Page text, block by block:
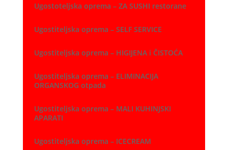
Ugostoteljska oprema – ZA SUSHI restorane
Ugostiteljska oprema – SELF SERVICE
Ugostiteljska oprema – HIGIJENA i ČISTOĆA
Ugostiteljska oprema – ELIMINACIJA
ORGANSKOG otpada
Ugostiteljska oprema – MALI KUHINJSKI
APARATI
Ugostiteljska oprema – ICECREAM